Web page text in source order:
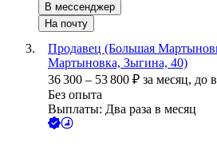
В мессенджер
На почту
Продавец (Большая
Мартыновка, Зыгина, 40)
36 300 – 53 800 ₽ за месяц, до
Без опыта
Выплаты: Два раза в месяц